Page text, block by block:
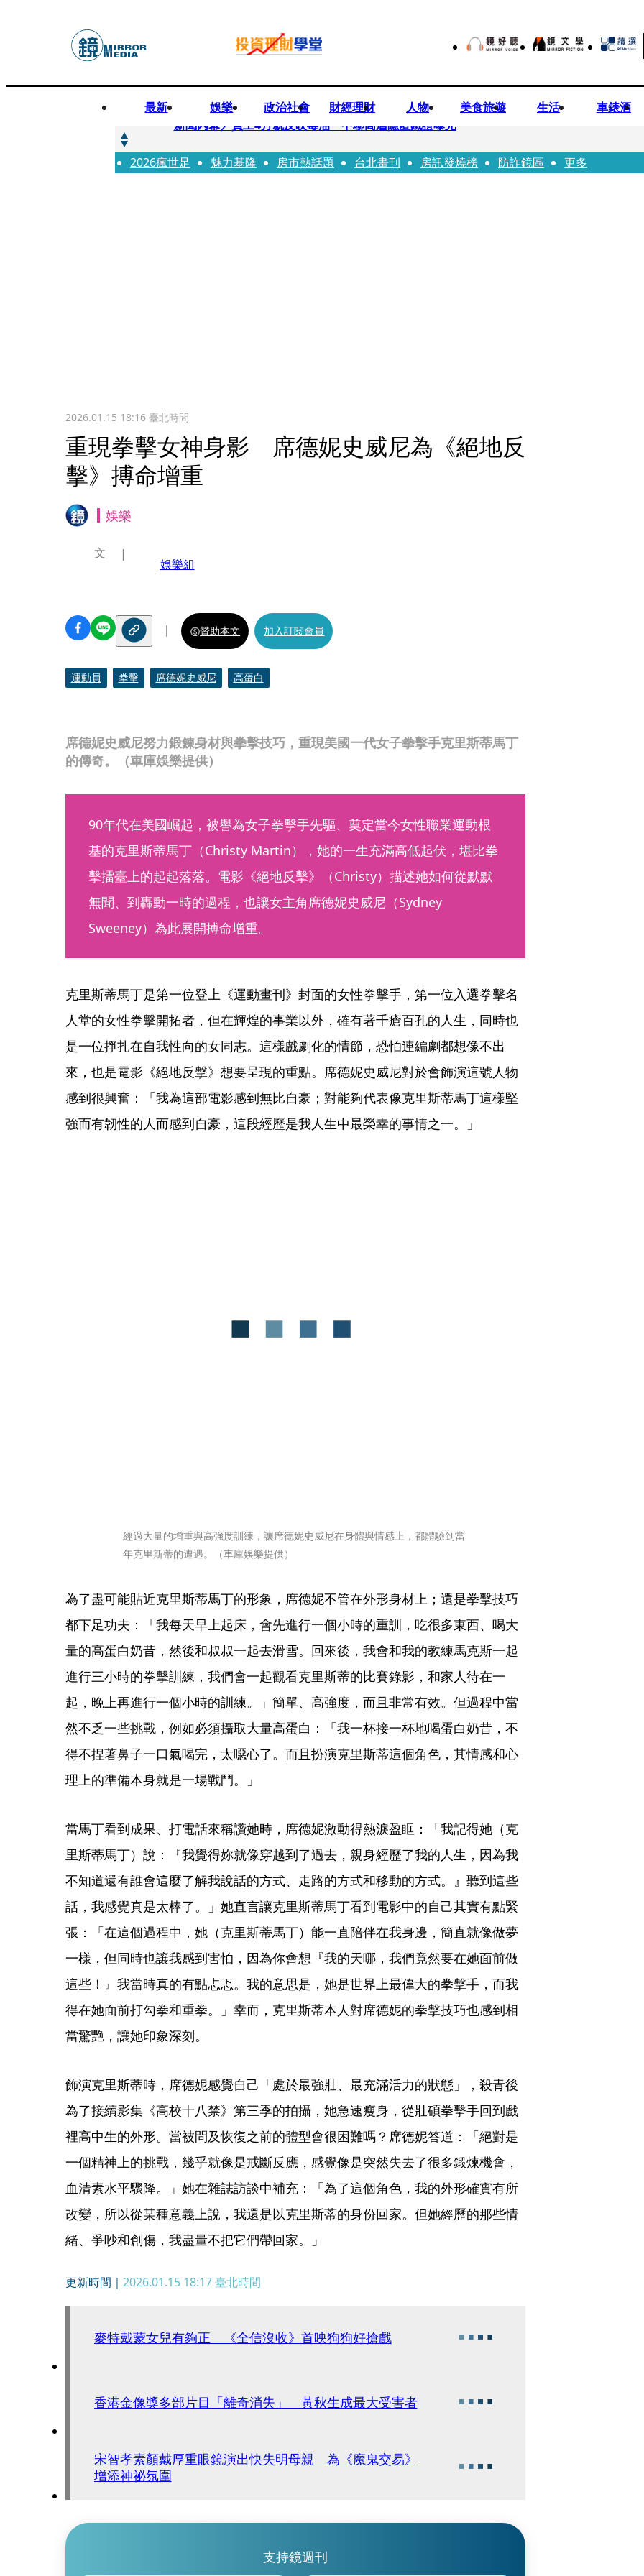
最新 娛樂 政治社會 財經理財 人物 美食旅遊 生活 車錶酒
快訊
新聞內幕／員工4月就反映毒油 中聯高層隱匿鐵證曝光
快訊
最年輕原民校長光環蒙塵 高市議員范織欽涉貪交保
2026瘋世足 魅力基隆 房市熱話題 台北畫刊 房訊發燒榜 防詐鏡區 更多
2026.01.15 18:16臺北時間
重現拳擊女神身影 席德妮史威尼為《絕地反
擊》搏命增重
娛樂
席德妮史威尼努力鍛鍊身材與拳擊技巧，重現美國一代女子拳擊手克里斯蒂馬丁
的傳奇。（車庫娛樂提供）
文
娛樂組
贊助本文 加入訂閱會員
運動員 拳擊 席德妮史威尼 高蛋白
90年代在美國崛起，被譽為女子拳擊手先驅、奠定當今女性職業運動根
基的克里斯蒂馬丁（Christy Martin），她的一生充滿高低起伏，堪比拳
擊擂臺上的起起落落。電影《絕地反擊》（Christy）描述她如何從默默
無聞、到轟動一時的過程，也讓女主角席德妮史威尼（Sydney
Sweeney）為此展開搏命增重。
克里斯蒂馬丁是第一位登上《運動畫刊》封面的女性拳擊手，第一位入選拳擊名
人堂的女性拳擊開拓者，但在輝煌的事業以外，確有著千瘡百孔的人生，同時也
是一位掙扎在自我性向的女同志。這樣戲劇化的情節，恐怕連編劇都想像不出
來，也是電影《絕地反擊》想要呈現的重點。席德妮史威尼對於會飾演這號人物
感到很興奮：「我為這部電影感到無比自豪；對能夠代表像克里斯蒂馬丁這樣堅
強而有韌性的人而感到自豪，這段經歷是我人生中最榮幸的事情之一。」
經過大量的增重與高強度訓練，讓席德妮史威尼在身體與情感上，都體驗到當
年克里斯蒂的遭遇。（車庫娛樂提供）
為了盡可能貼近克里斯蒂馬丁的形象，席德妮不管在外形身材上；還是拳擊技巧
都下足功夫：「我每天早上起床，會先進行一個小時的重訓，吃很多東西、喝大
量的高蛋白奶昔，然後和叔叔一起去滑雪。回來後，我會和我的教練馬克斯一起
進行三小時的拳擊訓練，我們會一起觀看克里斯蒂的比賽錄影，和家人待在一
起，晚上再進行一個小時的訓練。」簡單、高強度，而且非常有效。但過程中當
然不乏一些挑戰，例如必須攝取大量高蛋白：「我一杯接一杯地喝蛋白奶昔，不
得不捏著鼻子一口氣喝完，太噁心了。而且扮演克里斯蒂這個角色，其情感和心
理上的準備本身就是一場戰鬥。」
當馬丁看到成果、打電話來稱讚她時，席德妮激動得熱淚盈眶：「我記得她（克
里斯蒂馬丁）說：『我覺得妳就像穿越到了過去，親身經歷了我的人生，因為我
不知道還有誰會這麼了解我說話的方式、走路的方式和移動的方式。』聽到這些
話，我感覺真是太棒了。」她直言讓克里斯蒂馬丁看到電影中的自己其實有點緊
張：「在這個過程中，她（克里斯蒂馬丁）能一直陪伴在我身邊，簡直就像做夢
一樣，但同時也讓我感到害怕，因為你會想『我的天哪，我們竟然要在她面前做
這些！』我當時真的有點忐忑。我的意思是，她是世界上最偉大的拳擊手，而我
得在她面前打勾拳和重拳。」幸而，克里斯蒂本人對席德妮的拳擊技巧也感到相
當驚艷，讓她印象深刻。
飾演克里斯蒂時，席德妮感覺自己「處於最強壯、最充滿活力的狀態」，殺青後
為了接續影集《高校十八禁》第三季的拍攝，她急速瘦身，從壯碩拳擊手回到戲
裡高中生的外形。當被問及恢復之前的體型會很困難嗎？席德妮答道：「絕對是
一個精神上的挑戰，幾乎就像是戒斷反應，感覺像是突然失去了很多鍛煉機會，
血清素水平驟降。」她在雜誌訪談中補充：「為了這個角色，我的外形確實有所
改變，所以從某種意義上說，我還是以克里斯蒂的身份回家。但她經歷的那些情
緒、爭吵和創傷，我盡量不把它們帶回家。」
更新時間｜ 2026.01.15 18:17臺北時間
麥特戴蒙女兒有夠正 《全信沒收》首映狗狗好搶戲
香港金像獎多部片目「離奇消失」 黃秋生成最大受害者
宋智孝素顏戴厚重眼鏡演出快失明母親 為《魔鬼交易》
增添神祕氛圍
支持鏡週刊